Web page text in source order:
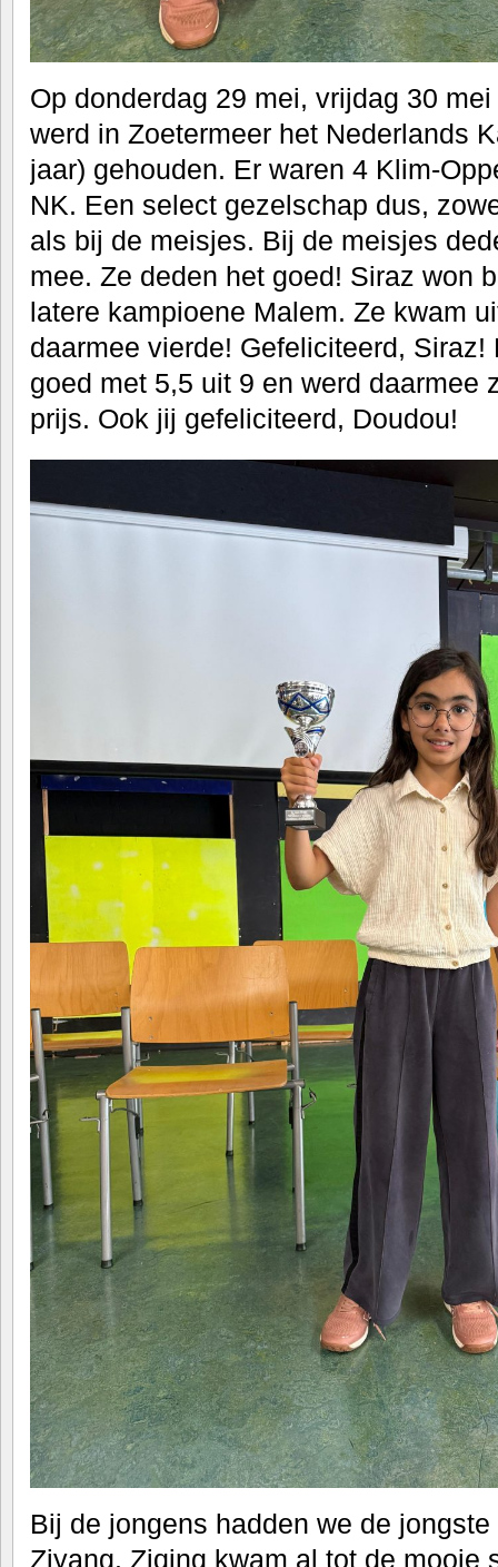
Op donderdag 29 mei, vrijdag 30
werd in Zoetermeer het Nederlands
jaar) gehouden. Er waren 4 Klim-
NK. Een select gezelschap dus,
als bij de meisjes. Bij de meisjes
mee. Ze deden het goed! Siraz won
latere kampioene Malem. Ze kwam
daarmee vierde! Gefeliciteerd, Siraz!
goed met 5,5 uit 9 en werd daarmee
prijs. Ook jij gefeliciteerd, Doudou!
Bij de jongens hadden we de
Ziyang. Ziqing kwam al tot de mooie